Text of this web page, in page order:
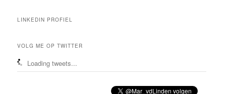
LINKEDIN PROFIEL
VOLG ME OP TWITTER
Loading tweets...